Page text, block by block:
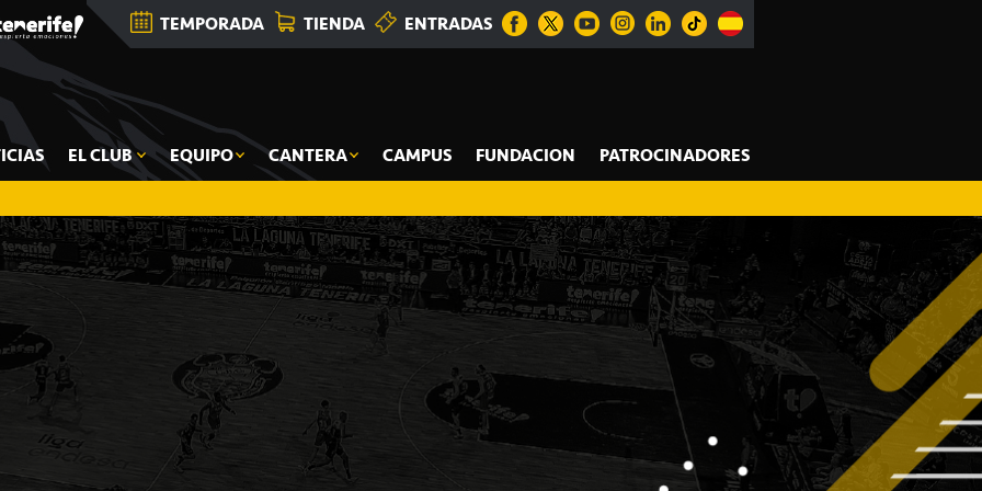
TEMPORADA TIENDA ENTRADAS
EL CLUB EQUIPO CANTERA CAMPUS FUNDACION PATROCINADORES